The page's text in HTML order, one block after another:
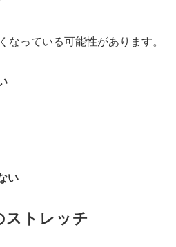
なっている可能性があります。
い
ストレッチ